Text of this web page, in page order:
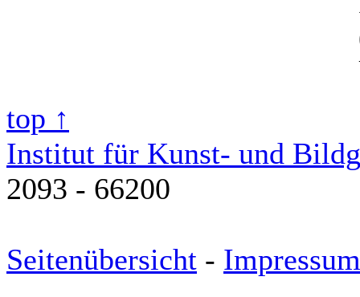
top ↑
Institut für Kunst- und
2093 - 66200
Seitenübersicht - Impressum